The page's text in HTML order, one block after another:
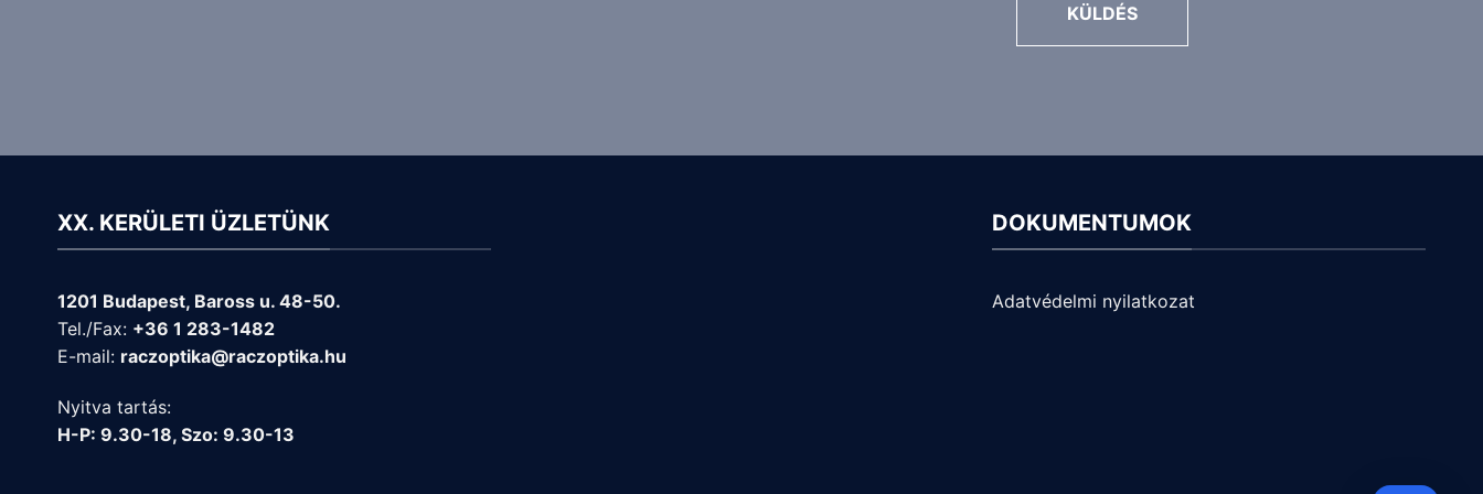
KÜLDÉS
XX. KERÜLETI ÜZLETÜNK
1201 Budapest, Baross u. 48-50.
Tel./Fax: +36 1 283-1482
E-mail: raczoptika@raczoptika.hu
Nyitva tartás:
H-P: 9.30-18, Szo: 9.30-13
DOKUMENTUMOK
Adatvédelmi nyilatkozat